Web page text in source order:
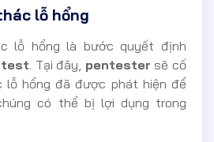
lỗ hổng
lỗ hổng là bước quyết định
. Tại đây, pentester sẽ cố
lỗ hổng đã được phát hiện để
có thể bị lợi dụng trong